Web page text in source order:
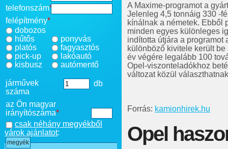
telefonszám*
felépítmény*
dobozos
hűtős
platós
pick-up
kisbusz
ponyvás
fagyasztós
lakóautó
autómentő
járművek
száma
db
az Ön magyar
irányítószáma*
csak néhány megyékből
várok ajánlatot:
megyék
A Maxime-programot a
Jelenleg 4,5 tonnáig 330 -
kínálnak a németek. Ebből
minden egyes különleges
indította útjára a programot
különböző kivitele került
év végére legalább 100
Opel-viszonteladókhoz
változat közül
Forrás: kamionhirek.hu
Opel